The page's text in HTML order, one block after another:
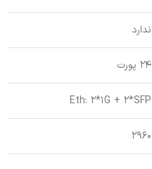
ندارد
24 پورت
Eth: 2*1G + 2*SFP
2960